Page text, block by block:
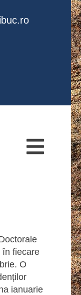
Doctorală
în fiecare
O
ianuarie